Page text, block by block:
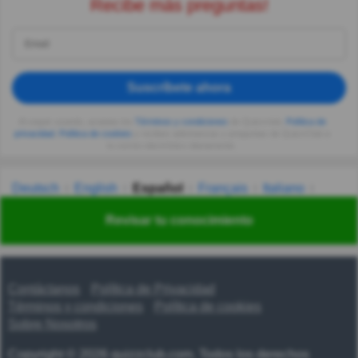
Revisar tu conocimiento
Recibe más preguntas!
Suscríbete ahora
Deutsch English Español Français
Italiano
Українська हिन्दी 한국어 汉语